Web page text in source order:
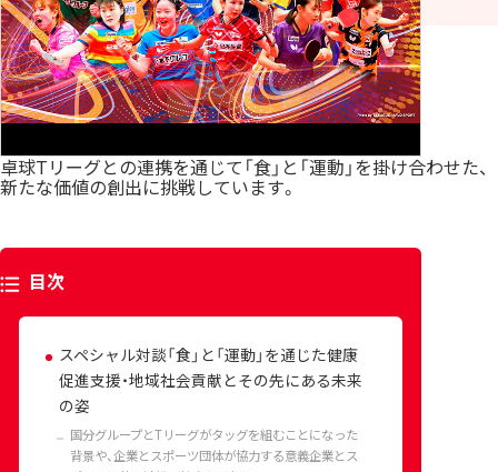
卓球Tリーグとの連携を通じて「食」と「運動」を掛け合わせた、
新たな価値の創出に挑戦しています。
目次
スペシャル対談「食」と「運動」を通じた健康
促進支援・地域社会貢献とその先にある未来
の姿
国分グループとTリーグがタッグを組むことになった
背景や、企業とスポーツ団体が協力する意義企業とス